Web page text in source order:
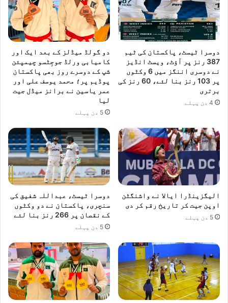
ک
ر
ل
دوسرا ٹیسٹ، پاکستان کی ٹیم
387 رنز پر آؤٹ، ویسٹ انڈیز
نے دوسری اننگز میں 6 وکٹوں
پر 103 رنز بنا لئے، 60 رنز کی
برتری
4 دن پہلے
دو گولڈ میڈلز کے بعد ایک اور
کامیابی ورلڈ جوجِٹسو چیمپئن
شپ کے دوسرے روز بھی پاکستان
پوڈیم پر؛ محمد یوسف علی اور
عمر یاسین نے برانز میڈل جیت
لیا
5 دن پہلے
الیگزینڈرا ایالا نے واشنگٹن
اوپن جیت کر تاریخ رقم کر دی
5 دن پہلے
دوسرا ٹیسٹ، عبداللہ شفیق کی
سنچری، پاکستان نے دو وکٹوں
کے نقصان پر 266 رنز بنا لئے
5 دن پہلے